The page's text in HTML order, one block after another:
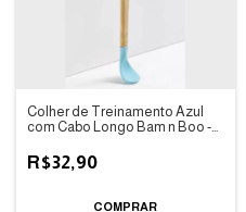
Colher de Treinamento Azul
com Cabo Longo Bam n Boo -
R$32,90